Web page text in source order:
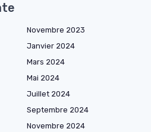
Novembre 2023
Janvier 2024
Mars 2024
Mai 2024
Juillet 2024
Septembre 2024
Novembre 2024